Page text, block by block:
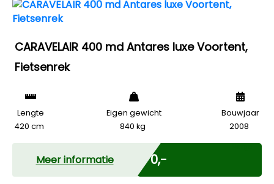
CARAVELAIR 400 md Antares luxe Voortent,
Fietsenrek
Lengte
420 cm
Eigen gewicht
840 kg
Bouwjaar
2008
Meer informatie € 0,-